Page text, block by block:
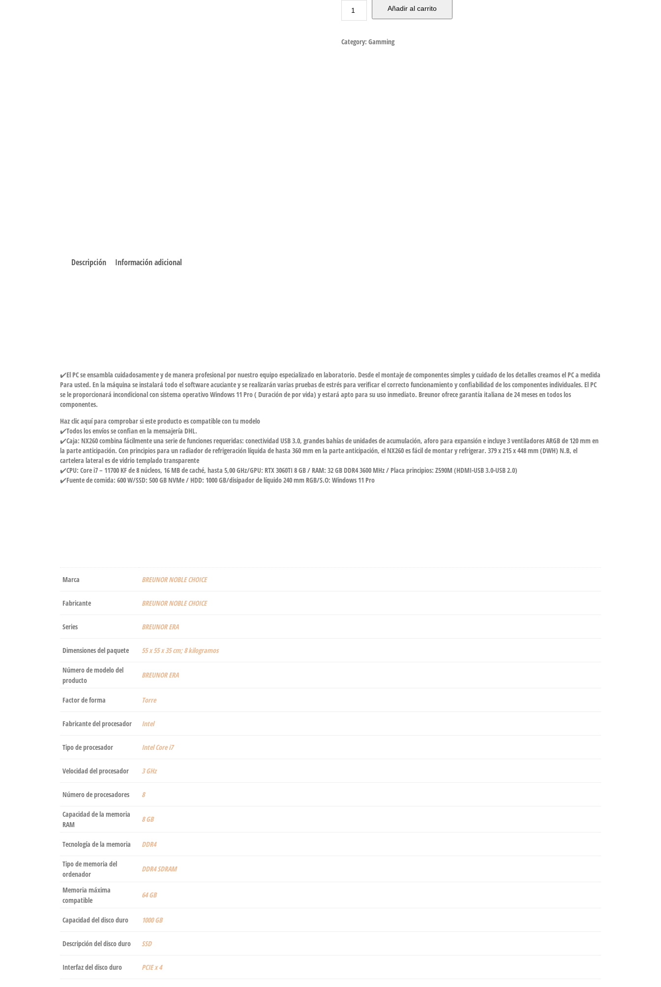
Añadir al carrito
Category: Gamming
Descripción Información adicional
✔️El PC se ensambla cuidadosamente y de manera profesional por nuestro equipo especializado en laboratorio. Desde el montaje de componentes simples y cuidado de los detalles creamos el PC a medida
Para usted. En la máquina se instalará todo el software acuciante y se realizarán varias pruebas de estrés para verificar el correcto funcionamiento y confiabilidad de los componentes individuales. El PC
se le proporcionará incondicional con sistema operativo Windows 11 Pro ( Duración de por vida) y estará apto para su uso inmediato. Breunor ofrece garantía italiana de 24 meses en todos los
componentes.
Haz clic aquí para comprobar si este producto es compatible con tu modelo
✔️Todos los envíos se confian en la mensajería DHL.
✔️Caja: NX260 combina fácilmente una serie de funciones requeridas: conectividad USB 3.0, grandes bahías de unidades de acumulación, aforo para expansión e incluye 3 ventiladores ARGB de 120 mm en
la parte anticipación. Con principios para un radiador de refrigeración líquida de hasta 360 mm en la parte anticipación, el NX260 es fácil de montar y refrigerar. 379 x 215 x 448 mm (DWH) N.B, el
cartelera lateral es de vidrio templado transparente
✔️CPU: Core i7 – 11700 KF de 8 núcleos, 16 MB de caché, hasta 5,00 GHz/GPU: RTX 3060TI 8 GB / RAM: 32 GB DDR4 3600 MHz / Placa principios: Z590M (HDMI-USB 3.0-USB 2.0)
✔️Fuente de comida: 600 W/SSD: 500 GB NVMe / HDD: 1000 GB/disipador de líquido 240 mm RGB/S.O: Windows 11 Pro
Marca ‎BREUNOR NOBLE CHOICE
Fabricante ‎BREUNOR NOBLE CHOICE
Series ‎BREUNOR ERA
Dimensiones del paquete ‎55 x 55 x 35 cm; 8 kilogramos
Número de modelo del
producto
‎BREUNOR ERA
Factor de forma ‎Torre
Fabricante del procesador ‎Intel
Tipo de procesador ‎Intel Core i7
Velocidad del procesador ‎3 GHz
Número de procesadores ‎8
Capacidad de la memoria
RAM
‎8 GB
Tecnología de la memoria ‎DDR4
Tipo de memoria del
ordenador
‎DDR4 SDRAM
Memoria máxima
compatible
‎64 GB
Capacidad del disco duro ‎1000 GB
Descripción del disco duro ‎SSD
Interfaz del disco duro ‎PCIE x 4